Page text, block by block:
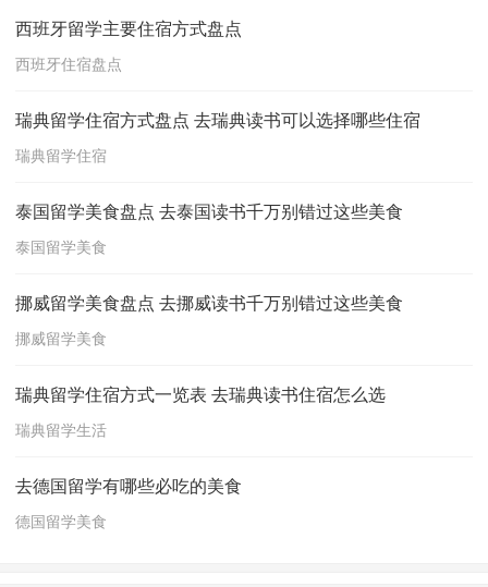
西班牙留学主要住宿方式盘点
西班牙住宿盘点
瑞典留学住宿方式盘点 去瑞典读书可以选择哪些住宿
瑞典留学住宿
泰国留学美食盘点 去泰国读书千万别错过这些美食
泰国留学美食
挪威留学美食盘点 去挪威读书千万别错过这些美食
挪威留学美食
瑞典留学住宿方式一览表 去瑞典读书住宿怎么选
瑞典留学生活
去德国留学有哪些必吃的美食
德国留学美食